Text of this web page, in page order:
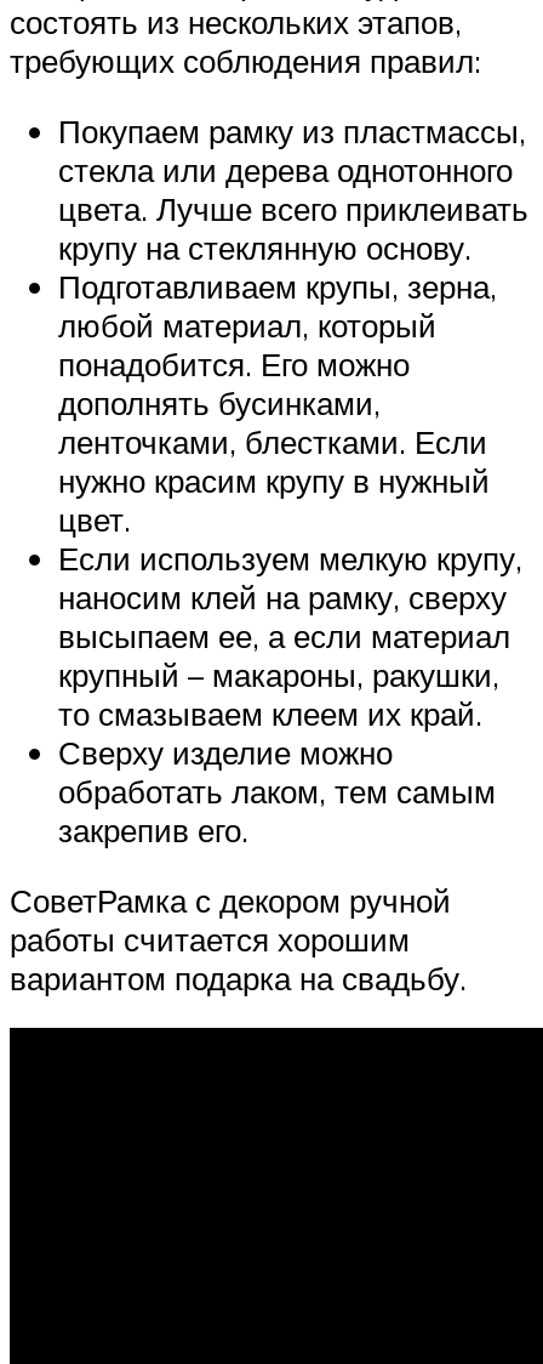
состоять из нескольких этапов,
требующих соблюдения правил:
Покупаем рамку из пластмассы,
стекла или дерева однотонного
цвета. Лучше всего приклеивать
крупу на стеклянную основу.
Подготавливаем крупы, зерна,
любой материал, который
понадобится. Его можно
дополнять бусинками,
ленточками, блестками. Если
нужно красим крупу в нужный
цвет.
Если используем мелкую крупу,
наносим клей на рамку, сверху
высыпаем ее, а если материал
крупный – макароны, ракушки,
то смазываем клеем их край.
Сверху изделие можно
обработать лаком, тем самым
закрепив его.
СоветРамка с декором ручной
работы считается хорошим
вариантом подарка на свадьбу.